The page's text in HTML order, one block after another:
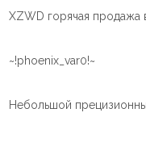
~!phoenix_var0!~